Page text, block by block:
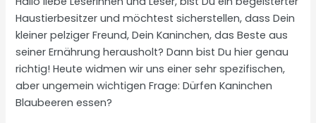
Haustierbesitzer und möchtest sicherstellen, dass Dein
kleiner pelziger Freund, Dein Kaninchen, das Beste aus
seiner Ernährung herausholt? Dann bist Du hier genau
richtig! Heute widmen wir uns einer sehr spezifischen,
aber ungemein wichtigen Frage: Dürfen Kaninchen
Blaubeeren essen?